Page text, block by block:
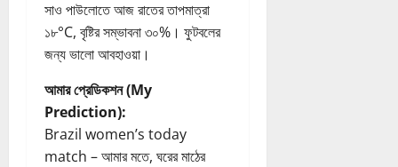
সাও পাউলোতে আজ রাতের তাপমাত্রা
১৮°C, বৃষ্টির সম্ভাবনা ৩০%। ফুটবলের
জন্য ভালো আবহাওয়া।
আমার প্রেডিকশন (My
Prediction):
Brazil women’s today
match – আমার মতে, ঘরের মাঠের